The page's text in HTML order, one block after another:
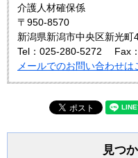
介護人材確保係
〒950-8570
新潟県新潟市中央区新光
Tel：025-280-5272
Fax
メールでのお問い合わせは
見つ